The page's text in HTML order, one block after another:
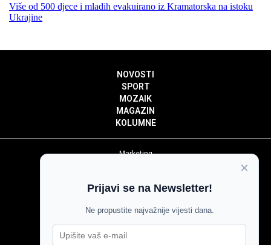
Više od 500 djece i mladih evakuirano iz Kramatorska na istoku
Ukrajine
NOVOSTI
SPORT
MOZAIK
MAGAZIN
KOLUMNE
Marketing
Impressum
Pravila komentiranja
Agroglas
×
Prijavi se na Newsletter!
Ne propustite najvažnije vijesti dana.